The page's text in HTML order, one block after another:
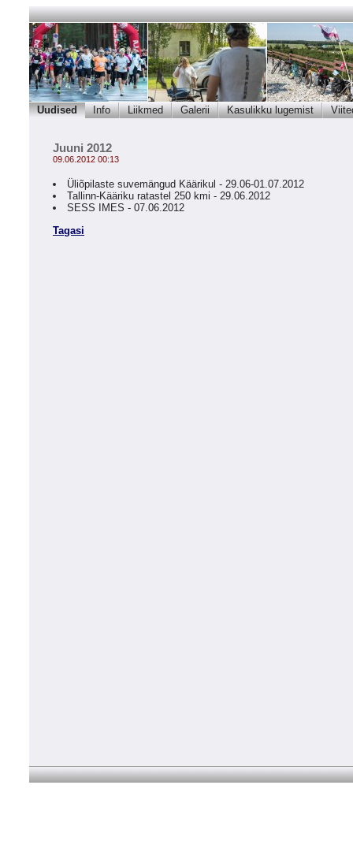
Uudised Info Liikmed Galerii Kasulikku lugemist
Juuni 2012
09.06.2012 00:13
Üliõpilaste suvemängud Käärikul - 29.06-01.07.2012
Tallinn-Kääriku ratastel 250 kmi - 29.06.2012
SESS IMES - 07.06.2012
Tagasi